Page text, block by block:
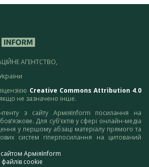
АГЕНТСТВО,
Creative Commons Attribution 4.0
якщо не зазначено інше.
з сайту АрміяInform посилання на
Для суб’єктів у сфері онлайн-медіа
у першому абзаці матеріалу прямого та
систем гіперпосилання на цитований
АрміяInform
cookie